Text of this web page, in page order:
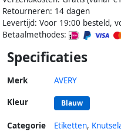
Retourneren: 14 dagen
Levertijd: Voor 19:00 besteld,
Betaalmethodes:
Specificaties
Merk AVERY
Kleur Blauw
Categorie Etiketten,